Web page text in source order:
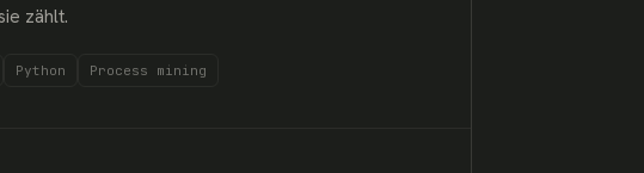
zählt.
Python Process mining